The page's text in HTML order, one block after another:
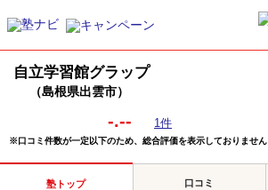
自立学習館グラップ
（島根県出雲市）
-.-- 1件
※口コミ件数が一定以下のため、総合評価を表示しておりません
塾トップ 口コミ